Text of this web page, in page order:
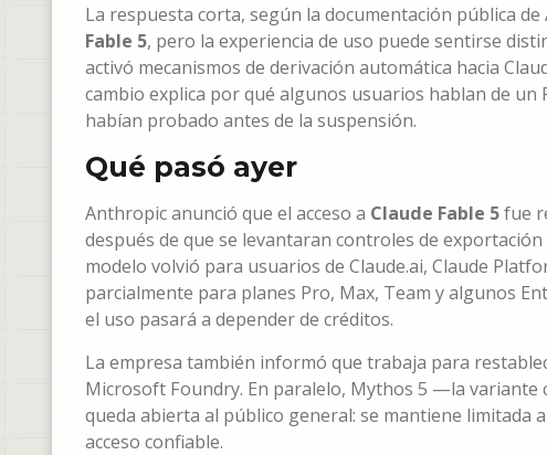
La respuesta corta, según la documentación pública de
Fable 5, pero la experiencia de uso puede sentirse
activó mecanismos de derivación automática hacia
cambio explica por qué algunos usuarios hablan de un
habían probado antes de la suspensión.
Qué pasó ayer
Anthropic anunció que el acceso a Claude Fable 5fue
después de que se levantaran controles de
modelo volvió para usuarios de Claude.ai, Claude
parcialmente para planes Pro, Max, Team y algunos
el uso pasará a depender de créditos.
La empresa también informó que trabaja para
Microsoft Foundry. En paralelo, Mythos 5 —la
queda abierta al público general: se mantiene
acceso confiable.